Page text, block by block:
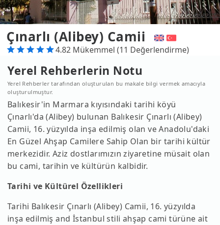
Çınarlı (Alibey) Camii
4.82 Mükemmel (11 Değerlendirme)
Yerel Rehberlerin Notu
Yerel Rehberler tarafından oluşturulan bu makale bilgi vermek amacıyla
oluşturulmuştur.
Balıkesir'in Marmara kıyısındaki tarihi köyü
Çınarlı'da (Alibey) bulunan Balıkesir Çınarlı (Alibey)
Camii, 16. yüzyılda inşa edilmiş olan ve Anadolu'daki
En Güzel Ahşap Camilere Sahip Olan bir tarihi kültür
merkezidir. Aziz dostlarımızın ziyaretine müsait olan
bu cami, tarihin ve kültürün kalbidir.
Tarihi ve Kültürel Özellikleri
Tarihi Balıkesir Çınarlı (Alibey) Camii, 16. yüzyılda
inşa edilmiş and İstanbul stili ahşap cami türüne ait